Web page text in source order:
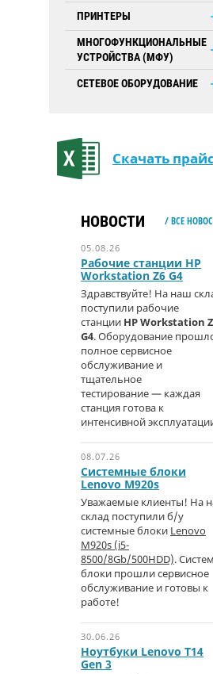
ПРИНТЕРЫ
МНОГОФУНКЦИОНАЛЬНЫЕ
УСТРОЙСТВА (МФУ)
СЕТЕВОЕ ОБОРУДОВАНИЕ
Скачать
НОВОСТИ / ВСЕ
05.08.26
Рабочие станции HP
Workstation Z6 G4
Здравствуйте! На наш
поступили рабочие
станции HP Workstation
G4. Оборудование
полное сервисное
обслуживание и
тщательное
тестирование — каждая
станция готова к
интенсивной
08.07.26
Системные блоки
Lenovo M920s
Уважаемые клиенты! На
склад поступили б/у
системные блоки Lenovo
M920s (i5-
8500/8Gb/500HDD).
блоки прошли сервисное
обслуживание и готовы к
работе!
30.06.26
Ноутбуки Lenovo T14
Gen 3